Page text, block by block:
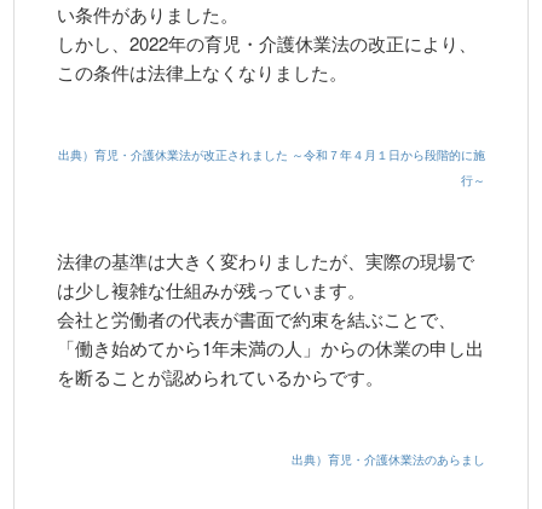
い条件がありました。
しかし、2022年の育児・介護休業法の改正により、
この条件は法律上なくなりました。
出典）育児・介護休業法が改正されました ～令和７年４月１日から段階的に施
行～
法律の基準は大きく変わりましたが、実際の現場で
は少し複雑な仕組みが残っています。
会社と労働者の代表が書面で約束を結ぶことで、
「働き始めてから1年未満の人」からの休業の申し出
を断ることが認められているからです。
出典）育児・介護休業法のあらまし